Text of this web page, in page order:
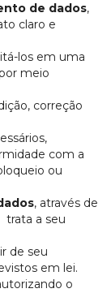
de dados,
claro e
los em uma
meio
correção
com a
ou
, através de
trata a seu
de seu
em lei.
o